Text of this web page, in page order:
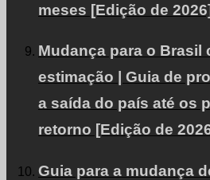
meses [Edição de
Mudança para o Brasil
estimação | Guia de
a saída do país até os
retorno [Edição de
Guia para a mudança
Nossa equipe